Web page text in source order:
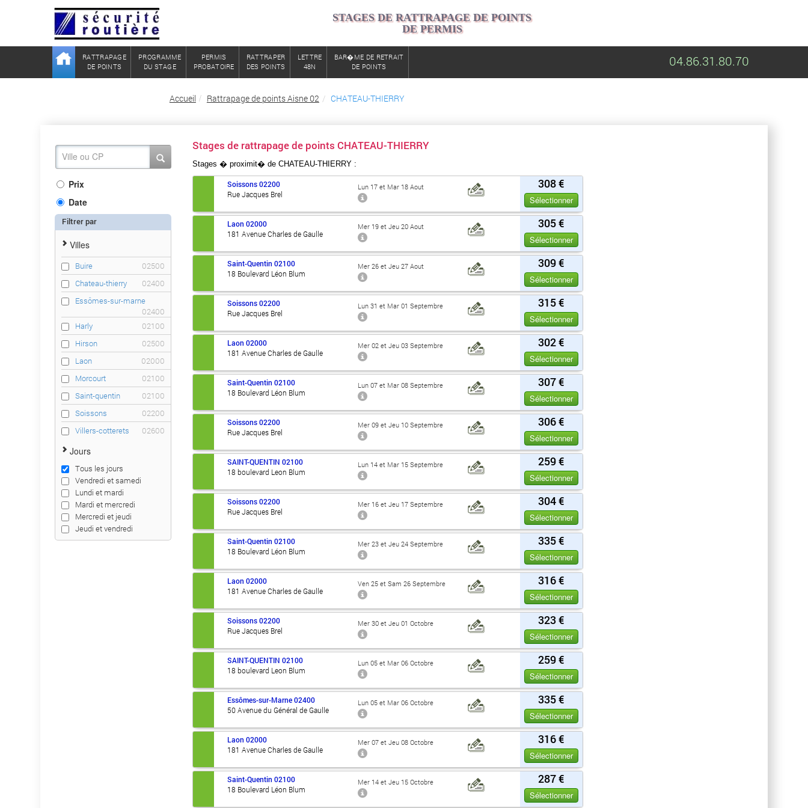
STAGES DE RATTRAPAGE DE POINTS
DE PERMIS
RATTRAPAGE
DE POINTS
PROGRAMME
DU STAGE
PERMIS
PROBATOIRE
RATTRAPER
DES POINTS
LETTRE
48N
BAR�ME DE RETRAIT
DE POINTS
04.86.31.80.70
Accueil Rattrapage de points Aisne 02 CHATEAU-THIERRY
Prix
Date
Filtrer par
Villes
Buire
02500
Chateau-thierry
02400
Essômes-sur-marne
02400
Harly
02100
Hirson
02500
Laon
02000
Morcourt
02100
Saint-quentin
02100
Soissons
02200
Villers-cotterets
02600
Jours
Tous les jours
Vendredi et samedi
Lundi et mardi
Mardi et mercredi
Mercredi et jeudi
Jeudi et vendredi
Stages de rattrapage de points CHATEAU-THIERRY
Stages � proximit� de CHATEAU-THIERRY :
308 €
Sélectionner
Soissons 02200
Rue Jacques Brel
Lun 17 et Mar 18 Aout
305 €
Sélectionner
Laon 02000
181 Avenue Charles de Gaulle
Mer 19 et Jeu 20 Aout
309 €
Sélectionner
Saint-Quentin 02100
18 Boulevard Léon Blum
Mer 26 et Jeu 27 Aout
315 €
Sélectionner
Soissons 02200
Rue Jacques Brel
Lun 31 et Mar 01 Septembre
302 €
Sélectionner
Laon 02000
181 Avenue Charles de Gaulle
Mer 02 et Jeu 03 Septembre
307 €
Sélectionner
Saint-Quentin 02100
18 Boulevard Léon Blum
Lun 07 et Mar 08 Septembre
306 €
Sélectionner
Soissons 02200
Rue Jacques Brel
Mer 09 et Jeu 10 Septembre
259 €
Sélectionner
SAINT-QUENTIN 02100
18 boulevard Leon Blum
Lun 14 et Mar 15 Septembre
304 €
Sélectionner
Soissons 02200
Rue Jacques Brel
Mer 16 et Jeu 17 Septembre
335 €
Sélectionner
Saint-Quentin 02100
18 Boulevard Léon Blum
Mer 23 et Jeu 24 Septembre
316 €
Sélectionner
Laon 02000
181 Avenue Charles de Gaulle
Ven 25 et Sam 26 Septembre
323 €
Sélectionner
Soissons 02200
Rue Jacques Brel
Mer 30 et Jeu 01 Octobre
259 €
Sélectionner
SAINT-QUENTIN 02100
18 boulevard Leon Blum
Lun 05 et Mar 06 Octobre
335 €
Sélectionner
Essômes-sur-Marne 02400
50 Avenue du Général de Gaulle
Lun 05 et Mar 06 Octobre
316 €
Sélectionner
Laon 02000
181 Avenue Charles de Gaulle
Mer 07 et Jeu 08 Octobre
287 €
Sélectionner
Saint-Quentin 02100
18 Boulevard Léon Blum
Mer 14 et Jeu 15 Octobre